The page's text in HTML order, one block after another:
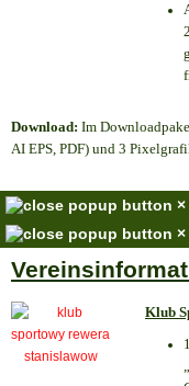
Download: Im
AI EPS, PDF) und 3
×
×
Klub